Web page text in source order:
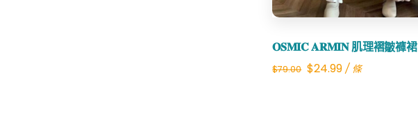
𝐎𝐒𝐌𝐈𝐂 𝐀𝐑𝐌𝐈𝐍 肌理褶皺褲裙
$79.00 Original
$24.99Current
/ 條